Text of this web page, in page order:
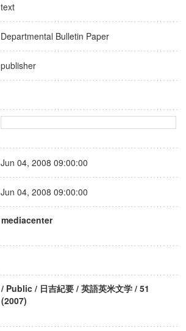
text
Departmental Bulletin Paper
publisher
Jun 04, 2008 09:00:00
Jun 04, 2008 09:00:00
mediacenter
/ Public / 日吉紀要 / 英語英米文学 / 51
(2007)